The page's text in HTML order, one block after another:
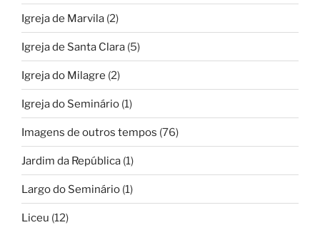
Igreja de Marvila (2)
Igreja de Santa Clara (5)
Igreja do Milagre (2)
Igreja do Seminário (1)
Imagens de outros tempos (76)
Jardim da República (1)
Largo do Seminário (1)
Liceu (12)